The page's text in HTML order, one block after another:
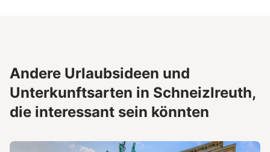
Andere Urlaubsideen und
Unterkunftsarten in Schneizlreuth,
die interessant sein könnten